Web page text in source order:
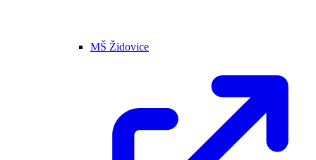
MŠ Židovice